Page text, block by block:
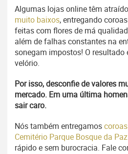
Algumas lojas online têm
muito baixos, entregando
feitas com flores de má
além de falhas constantes na
sonegam impostos! O
velório.
Por isso, desconfie de valores
mercado. Em uma última
sair caro.
Nós também entregamos
Cemitério Parque Bosque da
rápido e sem burocracia. Fale